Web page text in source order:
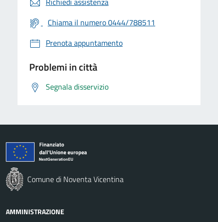
Chiama il numero 0444/788511
Prenota appuntamento
Problemi in città
Segnala disservizio
Comune di Noventa Vicentina
AMMINISTRAZIONE